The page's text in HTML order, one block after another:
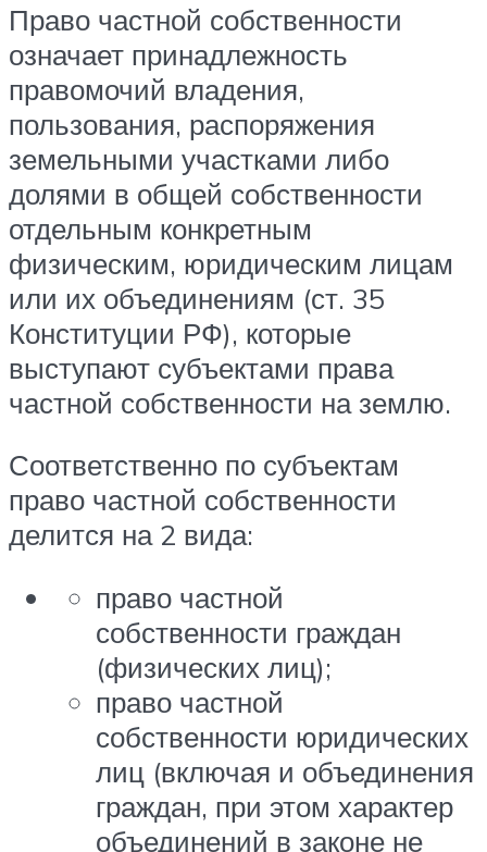
Право частной собственности
означает принадлежность
правомочий владения,
пользования, распоряжения
земельными участками либо
долями в общей собственности
отдельным конкретным
физическим, юридическим лицам
или их объединениям (ст. 35
Конституции РФ), которые
выступают субъектами права
частной собственности на землю.
Соответственно по субъектам
право частной собственности
делится на 2 вида:
право частной
собственности граждан
(физических лиц);
право частной
собственности юридических
лиц (включая и объединения
граждан, при этом характер
объединений в законе не